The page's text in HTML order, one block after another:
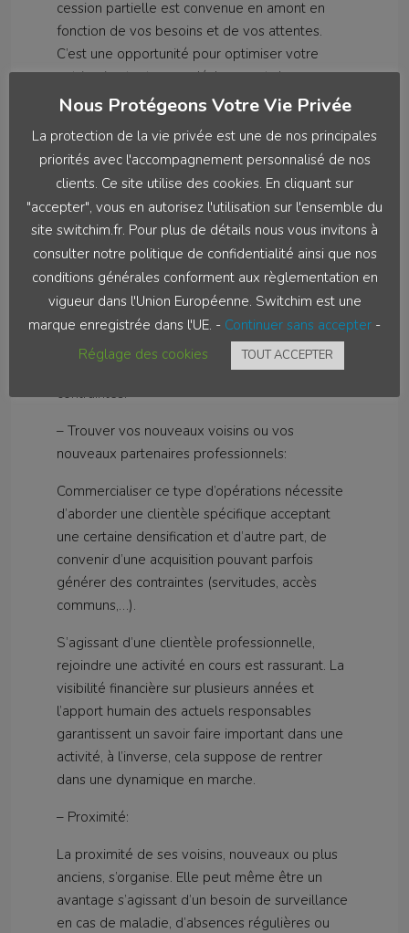
cession partielle est convenue en amont en
fonction de vos besoins et de vos attentes.
C’est une opportunité pour optimiser votre
patrimoine tout en se déchargeant de son
entretien.
Limites De L'opération:
– Votre maison ou votre propriété doit être
adaptable à une cession partielle:
Une étude technique, juridique et urbanistique
est réalisée pour convenir ou non de la
faisabilité du projet. Même si cela peut paraitre
compliqué de vendre la moitié de sa maison. Il
est simple à aborder, à condition d’être en
mesure de l’analyser avec ses limites et
contraintes.
– Trouver vos nouveaux voisins ou vos
nouveaux partenaires professionnels:
Commercialiser ce type d’opérations nécessite
d’aborder une clientèle spécifique acceptant
une certaine densification et d’autre part, de
convenir d’une acquisition pouvant parfois
générer des contraintes (servitudes, accès
communs,…).
S’agissant d’une clientèle professionnelle,
rejoindre une activité en cours est rassurant. La
visibilité financière sur plusieurs années et
l’apport humain des actuels responsables
garantissent un savoir faire important dans une
activité, à l’inverse, cela suppose de rentrer
dans une dynamique en marche.
– Proximité:
La proximité de ses voisins, nouveaux ou plus
anciens, s’organise. Elle peut même être un
avantage s’agissant d’un besoin de surveillance
en cas de maladie, d’absences régulières ou
Nous Protégeons Votre Vie Privée
La protection de la vie privée est une de nos principales
priorités avec l'accompagnement personnalisé de nos
clients. Ce site utilise des cookies. En cliquant sur
"accepter", vous en autorisez l'utilisation sur l'ensemble du
site switchim.fr. Pour plus de détails nous vous invitons à
consulter notre politique de confidentialité ainsi que nos
conditions générales conforment aux règlementation en
vigueur dans l'Union Européenne. Switchim est une
marque enregistrée dans l'UE. - Continuer sans accepter -
Réglage des cookies
TOUT ACCEPTER